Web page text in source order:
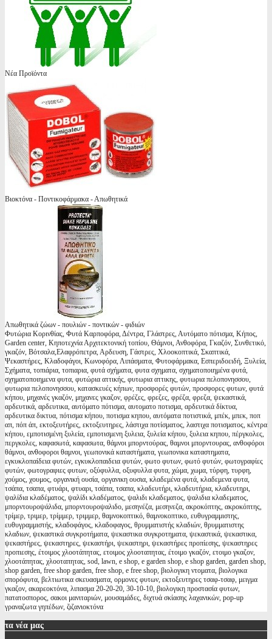
Νέα Προϊόντα
Βιοκτόνα - Ποντικοφάρμακα - Απωθητικά
Απωθητικά ζώων - πουλιών - ποντικών - φιδιών
Φυτώρια Κορινθίας, Φυτά Καρποφόρα, Δέντρα, Γλάστρες, Αυτόματο πότισμα, Κήπος,
Garden center, Κηποτεχνία Αρχιτεκτονική τοπίου, Θάμνοι, Ανθοφόρα, Γκαζόν, Συνθετικό,
γκαζόν, Βότσαλα,Ελαφρόπετρα, Αρδευση, Γάστρες, Χλοοκοπτικά, Σκαπτικά,
Ψεκαστήρες, Κλαδοφάγοι, Κωνοφόρα, Λιπάσματα, Φυτοφάρμακα, Εσπεριδοειδή, Ξυλεία,
Σχήματα, τοπιάρια, τοπιαρια, φυτά σχήματα, φυτα σχηματα, σχηματοποιημένα φυτά,
σχηματοποιημενα φυτα, φυτώρια αττικής, φυτωρια αττικης, φυτωρια πελοπονησσου,
φυτωρια πελοπονησσου, κατασκευές κήπων, προσφορές φυτών, προσφορες φυτων, φυτά
κήπου, μηχανές γκαζόν, μηχανες γκαζον, φρέζες, φρεζες, φρέζα, φρεζα, ψεκαστικά,
αρδευτικά, αρδευτικα, αυτόματο πότισμα, αυτοματο ποτισμα, αρδευτικά δίκτυα,
αρδευτικα δικτυα, πότισμα κήπου, ποτισμα κηπου, αυτόματα ποτιστικά, μπέκ, μπεκ, ποπ
απ, πόπ άπ, εκτοξευτήρες, εκτοξευτηρες, λάστιχα ποτίσματος, λαστιχα ποτισματος, κέντρα
κήπου, εμποτισμένη ξυλεία, εμποτισμενη ξυλεια, ξυλεία κήπου, ξυλεια κηπου, πέργκολες,
περγκολες, καφασωτά, καφασωτα, θάμνοι μπορντούρας, θαμνοι μπορντουρας, ανθοφόροι
θάμνοι, ανθοφοροι θαμνοι, γεωπονικά καταστήματα, γεωπονικα καταστηματα,
εγκυκλοπαίδεια φυτών, εγκυκλοπαιδεια φυτών, φωτο φυτων, φωτό φυτών, φωτογραφίες
φυτών, φωτογραφιες φυτων, οξύφυλλα, οξυφυλλα φυτα, χώμα, χωμα, τύρφη, τυρφη,
χούμος, χουμος, οργανική ουσία, οργανικη ουσια, κλαδεμένα φυτά, κλαδεμενα φυτα,
τσάπα, τσαπα, φτυάρι, φτυαρι, τσάπα, τσαπα, κλαδευτήρι, κλαδευτήρια, κλαδευτηρι,
ψαλίδια κλαδέματος, ψαλίδι κλαδέματος, ψαλιδι κλαδεματος, ψαλιδια κλαδεματος,
μπορντουροψάλιδα, μπορντουροψαλιδο, μεσηνέζα, μεσηνεζα, ακροκόπτης, ακροκόπτης,
τρίμερ, τριμερ, τρίμμερ, τριμμερ, θαμνοκοπτικό, θαμνοκοπτικο, ευθυγραμμιστης,
ευθυγραμμιστής, κλαδοφάγος, κλαδοφαγος, θρυμματιστής κλαδιών, θρυμματιστης
κλαδιων, ψεκαστικά συγκροτήματα, ψεκαστικα συγκροτηματα, ψεκαστικά, ψεκαστικα,
ψεκαστήρες, ψεκαστηρες, ψεκαστήρι, ψεκαστηρι, ψεκαστήρες προπίεσης, ψεκαστηρες
προπιεσης, έτοιμος χλοοτάπητας, ετοιμος χλοοταπητας, έτοιμο γκαζόν, ετοιμο γκαζον,
χλοοτάπητας, χλοοταπητας, sod, lawn, e shop, e garden shop, e shop garden, garden shop,
shop garden, free shop garden, free shop, e free shop, βιολογικη ντοματα, βιολογικα
σπορόφυτα, βελτιωτικα σκευασματα, ορμονες φυτων, εκτοξευτηρες τσαφ-τσαφ, μειγμα
γκαζον, ακαρεοκτόνα, λιπασμα 20-20-20, 30-10-10, βιολογικη προστασία φυτων,
πατατοσπορος, σακοι μανιταριών, μουσαμάδες, διχτυά σκίασης λαχανικών, pop-up
γραναζωτα γηπέδων, ζιζανιοκτόνα
τα νέα μας